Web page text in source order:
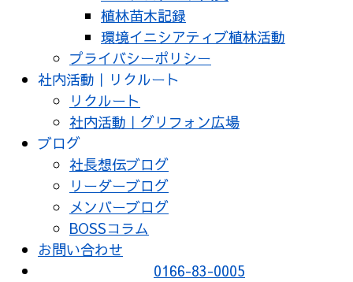
植林苗木記録
環境イニシアティブ植林活動
プライバシーポリシー
社内活動｜リクルート
リクルート
社内活動｜グリフォン広場
ブログ
社長想伝ブログ
リーダーブログ
メンバーブログ
BOSSコラム
お問い合わせ
0166-83-0005